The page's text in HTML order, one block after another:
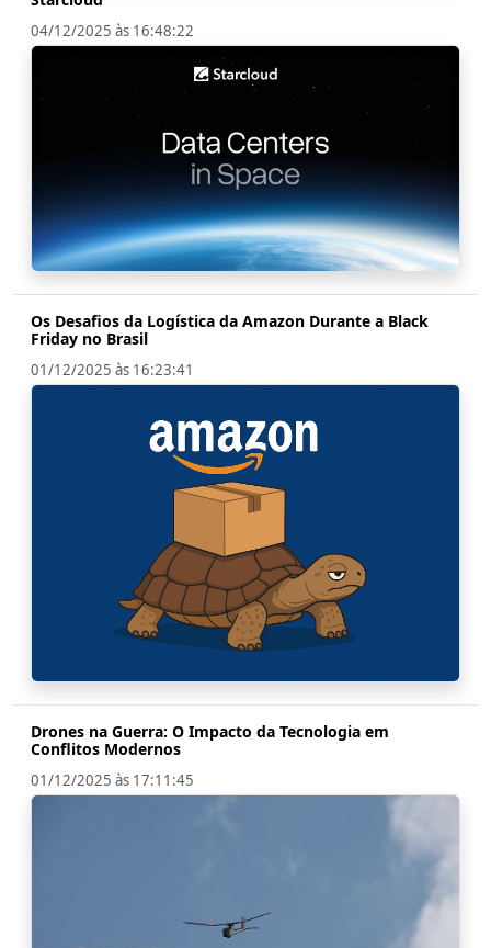
04/12/2025 às 16:48:22
Os Desafios da Logística da Amazon Durante a Black
Friday no Brasil
01/12/2025 às 16:23:41
Drones na Guerra: O Impacto da Tecnologia em
Conflitos Modernos
01/12/2025 às 17:11:45